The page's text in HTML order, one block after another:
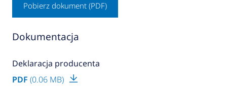
Pobierz dokument (PDF)
Dokumentacja
Deklaracja producenta
PDF (0.06 MB)